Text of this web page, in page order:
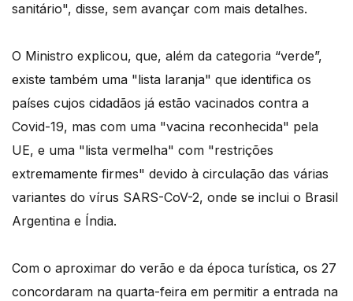
sanitário", disse, sem avançar com mais detalhes.
O Ministro explicou, que, além da categoria “verde”,
existe também uma "lista laranja" que identifica os
países cujos cidadãos já estão vacinados contra a
Covid-19, mas com uma "vacina reconhecida" pela
UE, e uma "lista vermelha" com "restrições
extremamente firmes" devido à circulação das várias
variantes do vírus SARS-CoV-2, onde se inclui o Brasil
Argentina e Índia.
Com o aproximar do verão e da época turística, os 27
concordaram na quarta-feira em permitir a entrada na